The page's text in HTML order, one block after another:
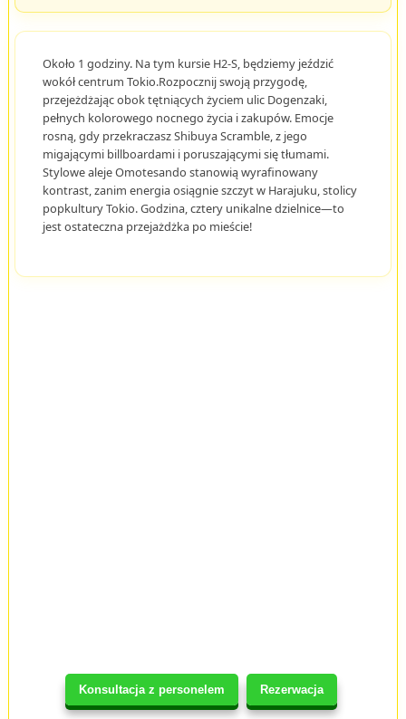
Konsultacja z personelem Rezerwacja
Około 1 godziny. Na tym kursie H2-S, będziemy jeździć
wokół centrum Tokio.Rozpocznij swoją przygodę,
przejeżdżając obok tętniących życiem ulic Dogenzaki,
pełnych kolorowego nocnego życia i zakupów. Emocje
rosną, gdy przekraczasz Shibuya Scramble, z jego
migającymi billboardami i poruszającymi się tłumami.
Stylowe aleje Omotesando stanowią wyrafinowany
kontrast, zanim energia osiągnie szczyt w Harajuku, stolicy
popkultury Tokio. Godzina, cztery unikalne dzielnice—to
jest ostateczna przejażdżka po mieście!